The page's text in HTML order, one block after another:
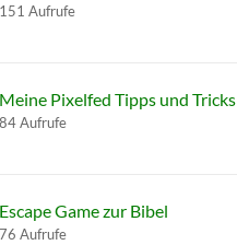
151 Aufrufe
Meine Pixelfed Tipps und Tricks
84 Aufrufe
Escape Game zur Bibel
76 Aufrufe